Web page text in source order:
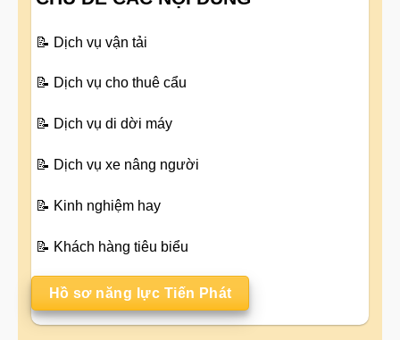
📝 Dịch vụ vận tải
📝 Dịch vụ cho thuê cẩu
📝 Dịch vụ di dời máy
📝 Dịch vụ xe nâng người
📝 Kinh nghiệm hay
📝 Khách hàng tiêu biểu
Hồ sơ năng lực Tiến Phát